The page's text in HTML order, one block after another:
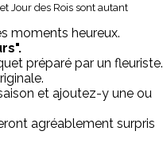
Jour des Rois sont autant
moments heureux.
préparé par un fleuriste.
et ajoutez-y une ou
agréablement surpris